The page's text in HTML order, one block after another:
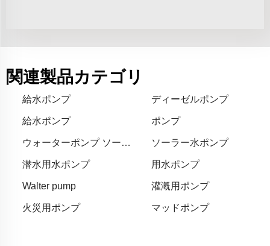
関連製品カテゴリ
給水ポンプ ディーゼルポンプ
給水ポンプ ポンプ
ウォーターポンプ ソーラ
ソーラー水ポンプ
潜水用水ポンプ 用水ポンプ
Walter pump 灌漑用ポンプ
火災用ポンプ マッドポンプ